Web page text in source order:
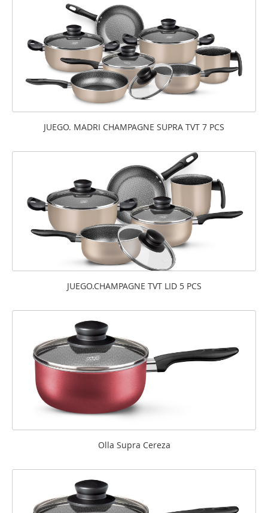
JUEGO. MADRI CHAMPAGNE SUPRA TVT 7 PCS
JUEGO.CHAMPAGNE TVT LID 5 PCS
Olla Supra Cereza